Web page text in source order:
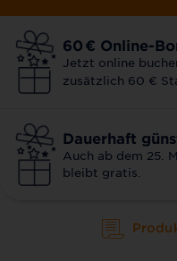
60 € Online-
Jetzt online
zusätzlich 60 €
Dauerhaft
Auch ab dem 25.
bleibt gratis.